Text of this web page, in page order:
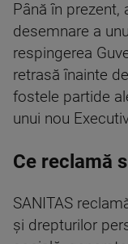
Până în prezent,
desemnare a
respingerea
retrasă înainte
fostele partide
unui nou
Ce reclamă
SANITAS
și drepturilor